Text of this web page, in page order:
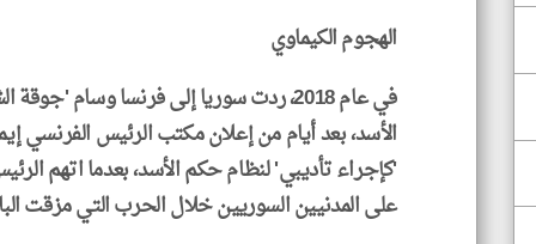
الهجوم الكيماوي
في عام 2018، ردت سوريا إلى فرنسا وسام
الأسد، بعد أيام من إعلان مكتب الرئيس الفرنسي
'كإجراء تأديبي' لنظام حكم الأسد، بعدما اتهم
على المدنيين السوريين خلال الحرب التي مزقت